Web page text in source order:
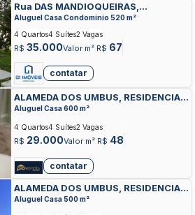
Rua DAS MANDIOQUEIRAS,
RESIDENCIAL ALDEIA DO VALE,
Aluguel Casa Condominio 520 m²
R$ 35.000Valor m² R$ 67
4 Quartos4 Suítes2 Vagas
contatar
ALAMEDA DOS UMBUS, RESIDENCIAL
ALDEIA DO VALE, GOIANIA
Aluguel Casa 600 m²
R$ 29.000Valor m² R$ 48
4 Quartos4 Suítes2 Vagas
contatar
ALAMEDA DOS UMBUS, RESIDENCIAL
ALDEIA DO VALE, GOIANIA
Aluguel Casa 500 m²